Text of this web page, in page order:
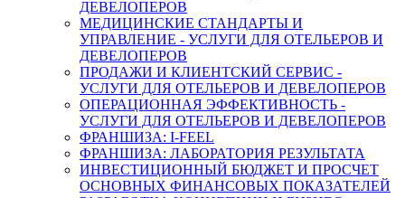
ДЕВЕЛОПЕРОВ
МЕДИЦИНСКИЕ СТАНДАРТЫ И
УПРАВЛЕНИЕ - УСЛУГИ ДЛЯ ОТЕЛЬЕРОВ И
ДЕВЕЛОПЕРОВ
ПРОДАЖИ И КЛИЕНТСКИЙ СЕРВИС -
УСЛУГИ ДЛЯ ОТЕЛЬЕРОВ И ДЕВЕЛОПЕРОВ
ОПЕРАЦИОННАЯ ЭФФЕКТИВНОСТЬ -
УСЛУГИ ДЛЯ ОТЕЛЬЕРОВ И ДЕВЕЛОПЕРОВ
ФРАНШИЗА: I-FEEL
ФРАНШИЗА: ЛАБОРАТОРИЯ РЕЗУЛЬТАТА
ИНВЕСТИЦИОННЫЙ БЮДЖЕТ И ПРОСЧЕТ
ОСНОВНЫХ ФИНАНСОВЫХ ПОКАЗАТЕЛЕЙ